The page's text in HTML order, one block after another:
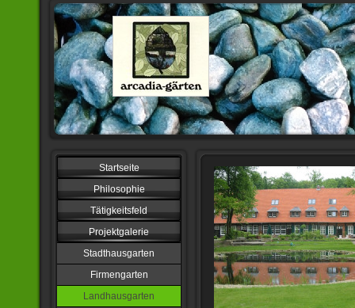
Startseite
Philosophie
Tätigkeitsfeld
Projektgalerie
Stadthausgarten
Firmengarten
Landhausgarten